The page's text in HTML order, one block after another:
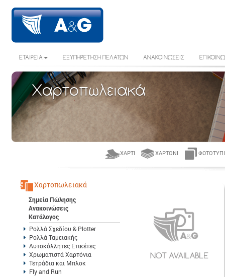
ΕΤΑΙΡΕΙΑ ΕΞΥΠΗΡΕΤΗΣΗ ΠΕΛΑΤΩΝ ΑΝΑΚΟΙΝΩΣΕΙΣ
Χαρτοπωλειακά
ΧΑΡΤΊ ΧΑΡΤΌΝΙ
Χαρτοπωλειακά
Σημεία Πώλησης
Ανακοινώσεις
Κατάλογος
Ρολλά Σχεδίου & Plotter
Ρολλά Ταμειακής
Αυτοκόλλητες Ετικέτες
Χρωματιστά Χαρτόνια
Τετράδια και Μπλοκ
Fly and Run